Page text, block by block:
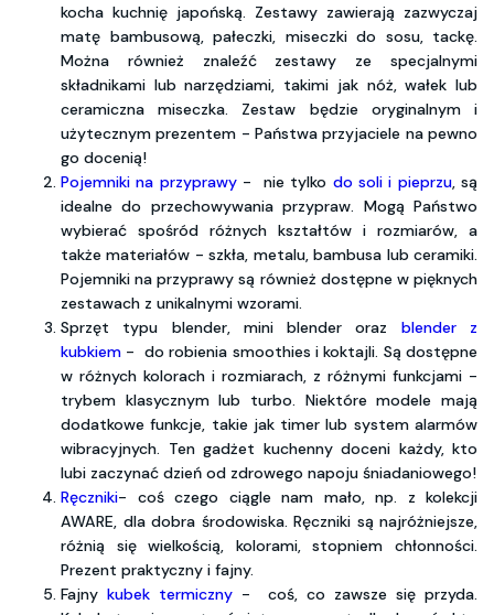
kocha kuchnię japońską. Zestawy zawierają zazwyczaj
matę bambusową, pałeczki, miseczki do sosu, tackę.
Można również znaleźć zestawy ze specjalnymi
składnikami lub narzędziami, takimi jak nóż, wałek lub
ceramiczna miseczka. Zestaw będzie oryginalnym i
użytecznym prezentem - Państwa przyjaciele na pewno
go docenią!
Pojemniki na przyprawy- nie tylko do soli i pieprzu, są
idealne do przechowywania przypraw. Mogą Państwo
wybierać spośród różnych kształtów i rozmiarów, a
także materiałów - szkła, metalu, bambusa lub ceramiki.
Pojemniki na przyprawy są również dostępne w pięknych
zestawach z unikalnymi wzorami.
Sprzęt typu blender, mini blender oraz blender z
kubkiem - do robienia smoothies i koktajli. Są dostępne
w różnych kolorach i rozmiarach, z różnymi funkcjami -
trybem klasycznym lub turbo. Niektóre modele mają
dodatkowe funkcje, takie jak timer lub system alarmów
wibracyjnych. Ten gadżet kuchenny doceni każdy, kto
lubi zaczynać dzień od zdrowego napoju śniadaniowego!
Ręczniki- coś czego ciągle nam mało, np. z kolekcji
AWARE, dla dobra środowiska. Ręczniki są najróżniejsze,
różnią się wielkością, kolorami, stopniem chłonności.
Prezent praktyczny i fajny.
Fajny kubek termiczny - coś, co zawsze się przyda.